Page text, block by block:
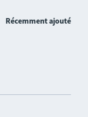
Récemment ajouté